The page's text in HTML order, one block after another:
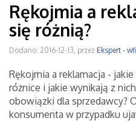
Rękojmia a
się różnią?
Dodano: 2016-12-13, przez Ekspert -
Rękojmia a reklamacja -
różnice i jakie wynikają z
obowiązki dla sprzedawcy?
konsumenta w przypadku